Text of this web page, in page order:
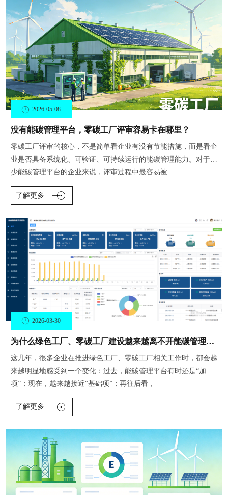
2026-05-08
没有能碳管理平台，零碳工厂评审容易卡在哪里？
零碳工厂评审的核心，不是简单看企业有没有节能措施，而是看企
业是否具备系统化、可验证、可持续运行的能碳管理能力。对于缺
少能碳管理平台的企业来说，评审过程中最容易被
了解更多
2026-03-30
为什么绿色工厂、零碳工厂建设越来越离不开能碳管理平台？
这几年，很多企业在推进绿色工厂、零碳工厂相关工作时，都会越
来越明显地感受到一个变化：过去，能碳管理平台有时还是“加分
项”；现在，越来越接近“基础项”；再往后看，
了解更多